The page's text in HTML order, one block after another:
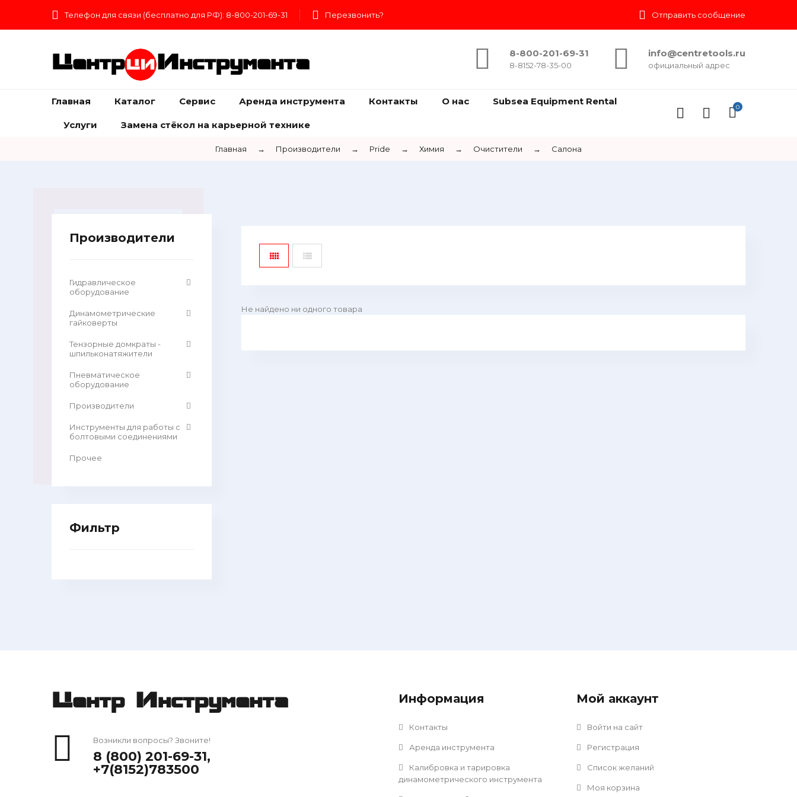
Телефон для связи (бесплатно для РФ): 8-800-201-69-31 Перезвонить? Отправить сообщение
Центр Инструмента
8-800-201-69-31
8-8152-78-35-00
info@centretools.ru
официальный адрес
Главная Каталог Сервис Аренда инструмента Контакты О нас Subsea Equipment Rental
Услуги Замена стёкол на карьерной технике
0
Главная → Производители → Pride → Химия → Очистители → Салона
Не найдено ни одного товара
Производители
Гидравлическое
оборудование
Динамометрические
гайковерты
Тензорные домкраты -
шпильконатяжители
Пневматическое
оборудование
Производители
Инструменты для работы с
болтовыми соединениями
Прочее
Фильтр
Центр Инструмента
Возникли вопросы? Звоните!
8 (800) 201-69-31,
+7(8152)783500
Информация
Контакты
Аренда инструмента
Калибровка и тарировка
динамометрического инструмента
Мой аккаунт
Войти на сайт
Регистрация
Список желаний
Моя корзина